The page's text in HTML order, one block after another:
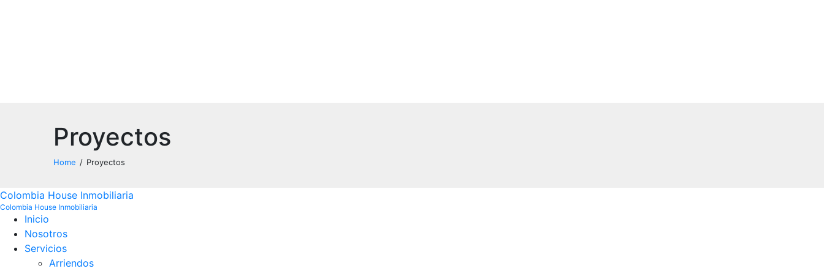
Proyectos
Home Proyectos
Colombia House Inmobiliaria
Colombia House Inmobiliaria
Inicio
Nosotros
Servicios
Arriendos